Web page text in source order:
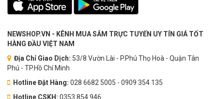
NEWSHOP.VN - KÊNH MUA SẮM TRỰC TUYẾN UY TÍN GIÁ TỐT
HÀNG ĐẦU VIỆT NAM
Địa Chỉ Giao Dịch: 53/8 Vườn Lài - P.Phú Thọ Hoà - Quận Tân
Phú - TP.Hồ Chí Minh
Hotline Đặt Hàng: 028 6682 5005 - 0909 354 135
Hotline CSKH: 0353.854.946